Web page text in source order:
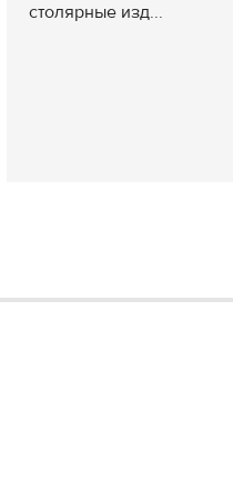
столярные изд...